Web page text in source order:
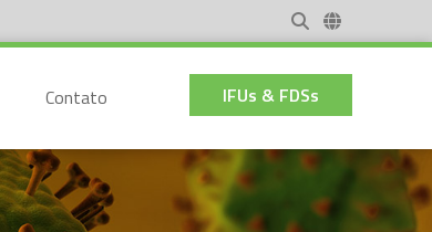
Contato IFUs & FDSs